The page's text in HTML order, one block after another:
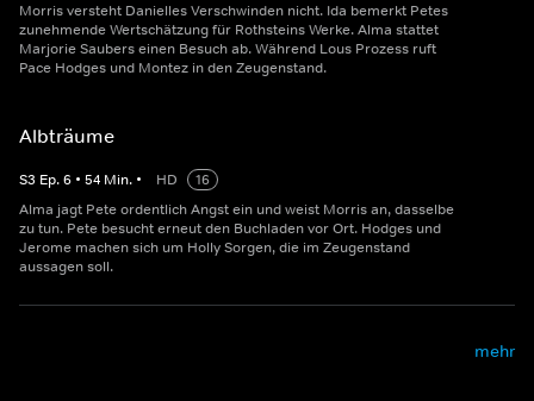
Morris versteht Danielles Verschwinden nicht. Ida bemerkt Petes
zunehmende Wertschätzung für Rothsteins Werke. Alma stattet
Marjorie Saubers einen Besuch ab. Während Lous Prozess ruft
Pace Hodges und Montez in den Zeugenstand.
Albträume
S3 Ep.6 • 54 Min. • HD
16
Alma jagt Pete ordentlich Angst ein und weist Morris an, dasselbe
zu tun. Pete besucht erneut den Buchladen vor Ort. Hodges und
Jerome machen sich um Holly Sorgen, die im Zeugenstand
aussagen soll.
mehr